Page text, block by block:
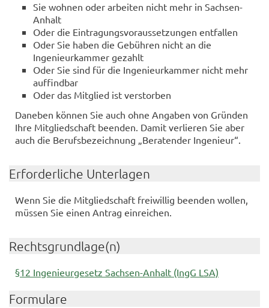
Sie wohnen oder arbeiten nicht mehr in Sachsen-
Anhalt
Oder die Eintragungsvoraussetzungen entfallen
Oder Sie haben die Gebühren nicht an die
Ingenieurkammer gezahlt
Oder Sie sind für die Ingenieurkammer nicht mehr
auffindbar
Oder das Mitglied ist verstorben
Daneben können Sie auch ohne Angaben von Gründen
Ihre Mitgliedschaft beenden. Damit verlieren Sie aber
auch die Berufsbezeichnung „Beratender Ingenieur“.
Erforderliche Unterlagen
Wenn Sie die Mitgliedschaft freiwillig beenden wollen,
müssen Sie einen Antrag einreichen.
Rechtsgrundlage(n)
§12 Ingenieurgesetz Sachsen-Anhalt (IngG LSA)
Formulare